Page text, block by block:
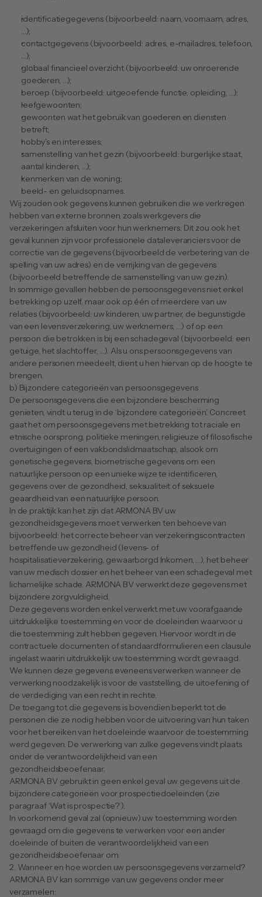
identificatiegegevens (bijvoorbeeld: naam, voornaam, adres,
…);
contactgegevens (bijvoorbeeld: adres, e-mailadres, telefoon,
…);
globaal financieel overzicht (bijvoorbeeld: uw onroerende
goederen, …);
beroep (bijvoorbeeld: uitgeoefende functie, opleiding, …);
leefgewoonten;
gewoonten wat het gebruik van goederen en diensten
betreft;
hobby's en interesses;
samenstelling van het gezin (bijvoorbeeld: burgerlijke staat,
aantal kinderen, …);
kenmerken van de woning;
beeld- en geluidsopnames.
Wij zouden ook gegevens kunnen gebruiken die we verkregen
hebben van externe bronnen, zoals werkgevers die
verzekeringen afsluiten voor hun werknemers. Dit zou ook het
geval kunnen zijn voor professionele dataleveranciers voor de
correctie van de gegevens (bijvoorbeeld de verbetering van de
spelling van uw adres) en de verrijking van de gegevens
(bijvoorbeeld betreffende de samenstelling van uw gezin).
In sommige gevallen hebben de persoonsgegevens niet enkel
betrekking op uzelf, maar ook op één of meerdere van uw
relaties (bijvoorbeeld: uw kinderen, uw partner, de begunstigde
van een levensverzekering, uw werknemers, …) of op een
persoon die betrokken is bij een schadegeval (bijvoorbeeld: een
getuige, het slachtoffer, …). Als u ons persoonsgegevens van
andere personen meedeelt, dient u hen hiervan op de hoogte te
brengen.
b) Bijzondere categorieën van persoonsgegevens
De persoonsgegevens die een bijzondere bescherming
genieten, vindt u terug in de ‘bijzondere categorieën’. Concreet
gaat het om persoonsgegevens met betrekking tot raciale en
etnische oorsprong, politieke meningen, religieuze of filosofische
overtuigingen of een vakbondslidmaatschap, alsook om
genetische gegevens, biometrische gegevens om een
natuurlijke persoon op een unieke wijze te identificeren,
gegevens over de gezondheid, seksualiteit of seksuele
geaardheid van een natuurlijke persoon.
In de praktijk kan het zijn dat ARMONA BV uw
gezondheidsgegevens moet verwerken ten behoeve van
bijvoorbeeld: het correcte beheer van verzekeringscontracten
betreffende uw gezondheid (levens- of
hospitalisatieverzekering, gewaarborgd Inkomen, …), het beheer
van uw medisch dossier en het beheer van een schadegeval met
lichamelijke schade. ARMONA BV verwerkt deze gegevens met
bijzondere zorgvuldigheid.
Deze gegevens worden enkel verwerkt met uw voorafgaande
uitdrukkelijke toestemming en voor de doeleinden waarvoor u
die toestemming zult hebben gegeven. Hiervoor wordt in de
contractuele documenten of standaardformulieren een clausule
ingelast waarin uitdrukkelijk uw toestemming wordt gevraagd.
We kunnen deze gegevens eveneens verwerken wanneer de
verwerking noodzakelijk is voor de vaststelling, de uitoefening of
de verdediging van een recht in rechte.
De toegang tot die gegevens is bovendien beperkt tot de
personen die ze nodig hebben voor de uitvoering van hun taken
voor het bereiken van het doeleinde waarvoor de toestemming
werd gegeven. De verwerking van zulke gegevens vindt plaats
onder de verantwoordelijkheid van een
gezondheidsbeoefenaar.
ARMONA BV gebruikt in geen enkel geval uw gegevens uit de
bijzondere categorieën voor prospectiedoeleinden (zie
paragraaf ‘Wat is prospectie?’).
In voorkomend geval zal (opnieuw) uw toestemming worden
gevraagd om die gegevens te verwerken voor een ander
doeleinde of buiten de verantwoordelijkheid van een
gezondheidsbeoefenaar om.
2. Wanneer en hoe worden uw persoonsgegevens verzameld?
ARMONA BV kan sommige van uw gegevens onder meer
verzamelen: